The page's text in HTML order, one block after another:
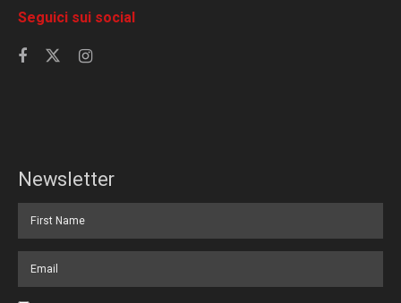
Seguici sui social
Newsletter